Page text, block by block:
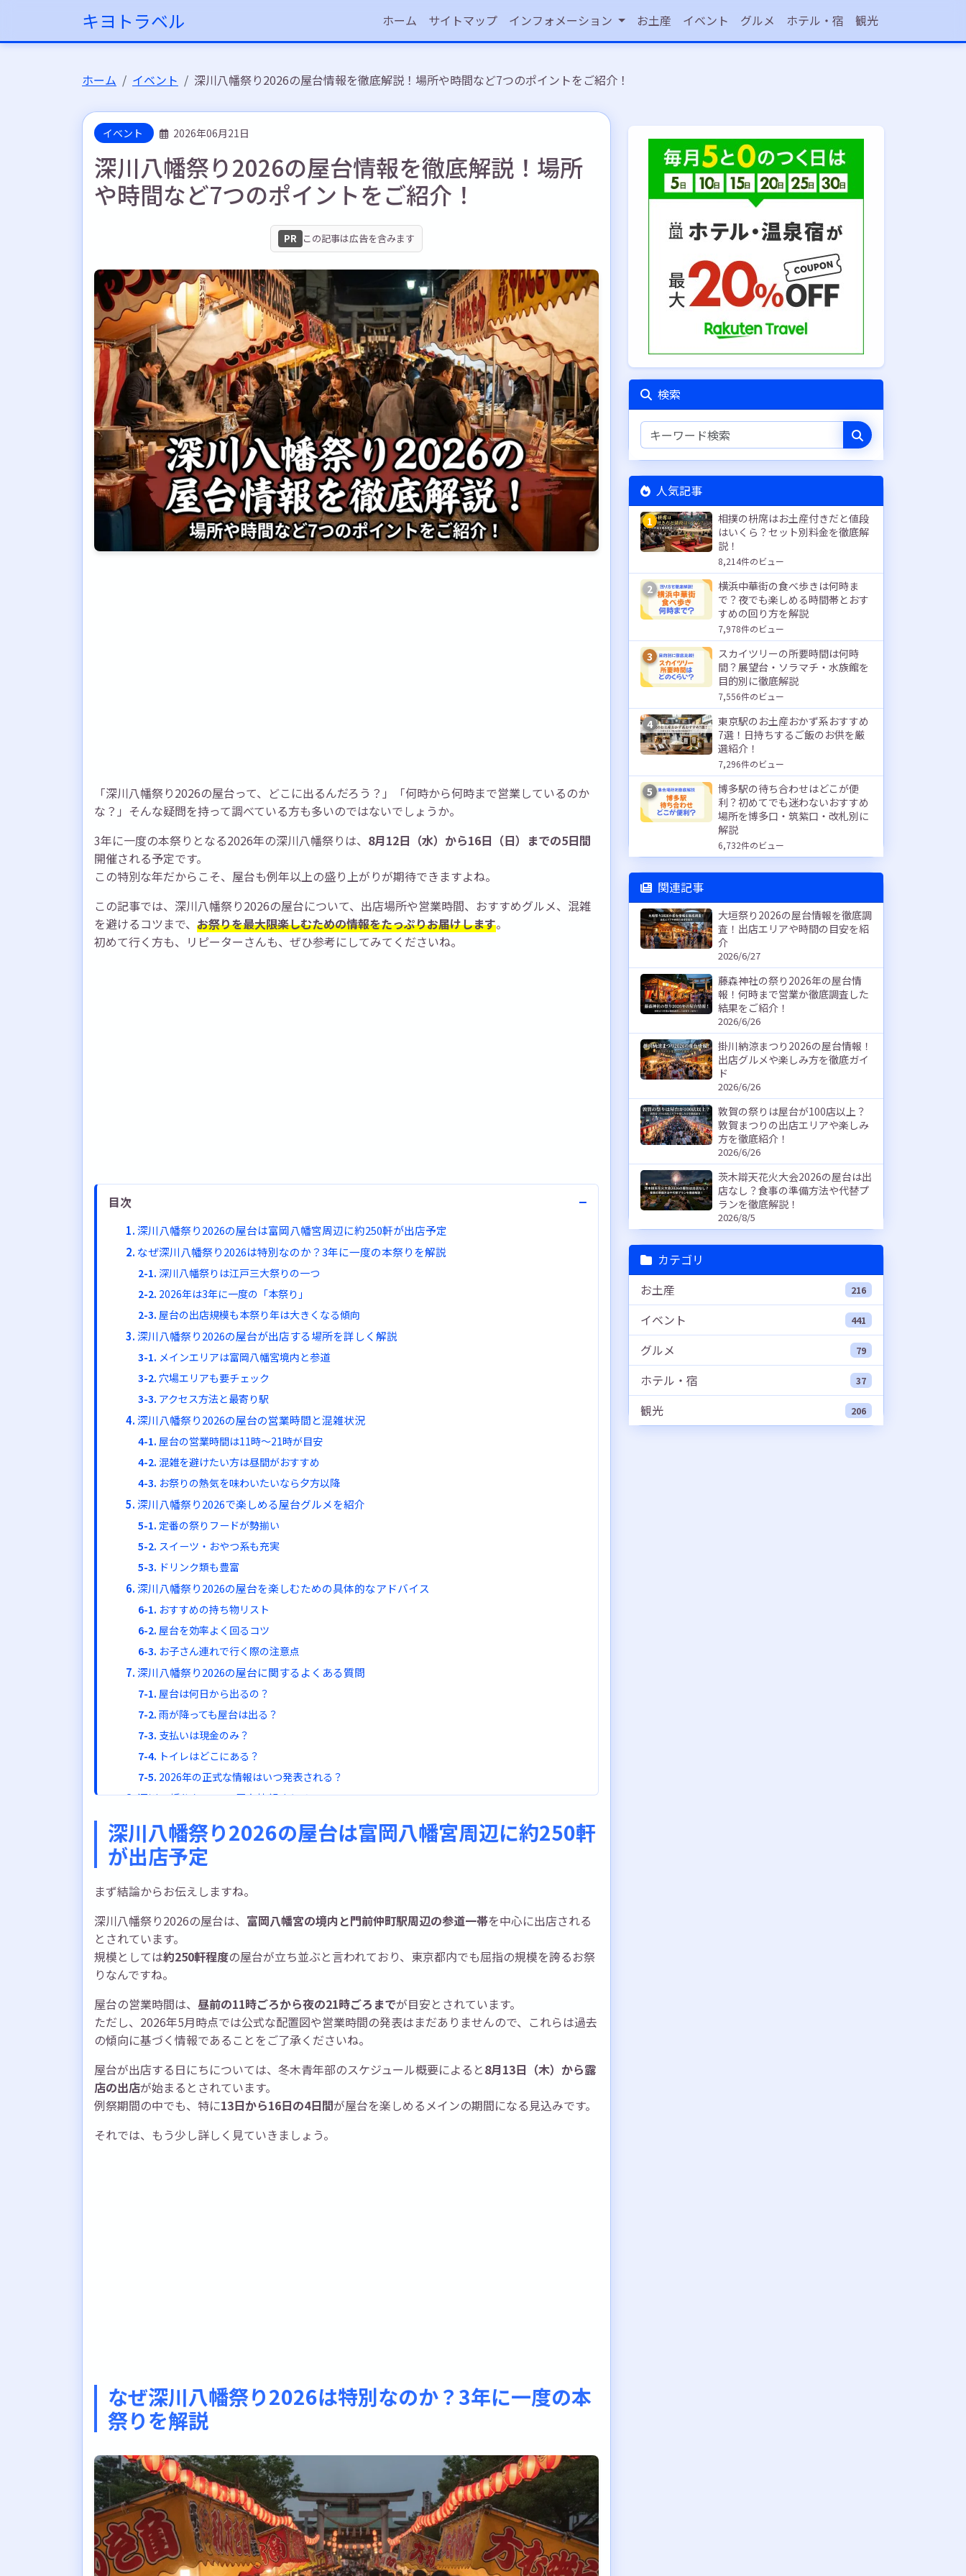
キヨトラベル ホーム サイトマップ インフォメーション お土産 イベント グルメ ホテル・宿 観光
ホーム イベント 深川八幡祭り2026の屋台情報を徹底解説！場所や時間など7つのポイントをご紹介！
イベント 2026年06月21日
深川八幡祭り2026の屋台情報を徹底解説！場所
や時間など7つのポイントをご紹介！
PR この記事は広告を含みます
「深川八幡祭り2026の屋台って、どこに出るんだろう？」「何時から何時まで営業しているのか
な？」そんな疑問を持って調べている方も多いのではないでしょうか。
3年に一度の本祭りとなる2026年の深川八幡祭りは、 8月12日（水）から16日（日）までの5日間
開催される予定です。
この特別な年だからこそ、屋台も例年以上の盛り上がりが期待できますよね。
この記事では、深川八幡祭り2026の屋台について、出店場所や営業時間、おすすめグルメ、混雑
を避けるコツまで、 お祭りを最大限楽しむための情報をたっぷりお届けします。
初めて行く方も、リピーターさんも、ぜひ参考にしてみてくださいね。
目次 −
深川八幡祭り2026の屋台は富岡八幡宮周辺に約250軒が出店予定
なぜ深川八幡祭り2026は特別なのか？3年に一度の本祭りを解説
深川八幡祭りは江戸三大祭りの一つ
2026年は3年に一度の「本祭り」
屋台の出店規模も本祭り年は大きくなる傾向
深川八幡祭り2026の屋台が出店する場所を詳しく解説
メインエリアは富岡八幡宮境内と参道
穴場エリアも要チェック
アクセス方法と最寄り駅
深川八幡祭り2026の屋台の営業時間と混雑状況
屋台の営業時間は11時〜21時が目安
混雑を避けたい方は昼間がおすすめ
お祭りの熱気を味わいたいなら夕方以降
深川八幡祭り2026で楽しめる屋台グルメを紹介
定番の祭りフードが勢揃い
スイーツ・おやつ系も充実
ドリンク類も豊富
深川八幡祭り2026の屋台を楽しむための具体的なアドバイス
おすすめの持ち物リスト
屋台を効率よく回るコツ
お子さん連れで行く際の注意点
深川八幡祭り2026の屋台に関するよくある質問
屋台は何日から出るの？
雨が降っても屋台は出る？
支払いは現金のみ？
トイレはどこにある？
2026年の正式な情報はいつ発表される？
深川八幡祭り2026の屋台情報まとめ
深川八幡祭り2026の屋台は富岡八幡宮周辺に約250軒
が出店予定
まず結論からお伝えしますね。
深川八幡祭り2026の屋台は、 富岡八幡宮の境内と門前仲町駅周辺の参道一帯を中心に出店される
とされています。
規模としては約250軒程度の屋台が立ち並ぶと言われており、東京都内でも屈指の規模を誇るお祭
りなんですね。
屋台の営業時間は、 昼前の11時ごろから夜の21時ごろまでが目安とされています。
ただし、2026年5月時点では公式な配置図や営業時間の発表はまだありませんので、これらは過去
の傾向に基づく情報であることをご了承くださいね。
屋台が出店する日にちについては、冬木青年部のスケジュール概要によると8月13日（木）から露
店の出店が始まるとされています。
例祭期間の中でも、特に13日から16日の4日間が屋台を楽しめるメインの期間になる見込みです。
それでは、もう少し詳しく見ていきましょう。
なぜ深川八幡祭り2026は特別なのか？3年に一度の本
祭りを解説
検索
人気記事
1
相撲の枡席はお土産付きだと値段
はいくら？セット別料金を徹底解
説！
8,214件のビュー
2
横浜中華街の食べ歩きは何時ま
で？夜でも楽しめる時間帯とおす
すめの回り方を解説
7,978件のビュー
3
スカイツリーの所要時間は何時
間？展望台・ソラマチ・水族館を
目的別に徹底解説
7,556件のビュー
4
東京駅のお土産おかず系おすすめ
7選！日持ちするご飯のお供を厳
選紹介！
7,296件のビュー
5
博多駅の待ち合わせはどこが便
利？初めてでも迷わないおすすめ
場所を博多口・筑紫口・改札別に
解説
6,732件のビュー
関連記事
大垣祭り2026の屋台情報を徹底調
査！出店エリアや時間の目安を紹
介
2026/6/27
藤森神社の祭り2026年の屋台情
報！何時まで営業か徹底調査した
結果をご紹介！
2026/6/26
掛川納涼まつり2026の屋台情報！
出店グルメや楽しみ方を徹底ガイ
ド
2026/6/26
敦賀の祭りは屋台が100店以上？
敦賀まつりの出店エリアや楽しみ
方を徹底紹介！
2026/6/26
茨木辯天花火大会2026の屋台は出
店なし？食事の準備方法や代替プ
ランを徹底解説！
2026/8/5
カテゴリ
お土産
216
イベント 441
グルメ 79
ホテル・宿 37
観光 206